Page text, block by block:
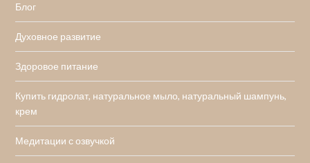
Блог
Духовное развитие
Здоровое питание
Купить гидролат, натуральное мыло, натуральный шампунь,
крем
Медитации с озвучкой